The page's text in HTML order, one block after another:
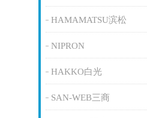
HAMAMATSU滨松
NIPRON
HAKKO白光
SAN-WEB三商